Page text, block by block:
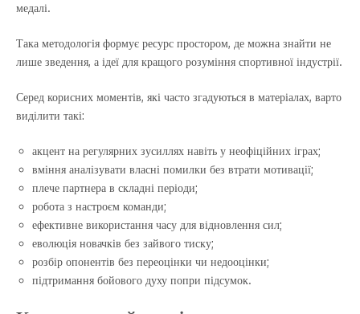
медалі.
Така методологія формує ресурс простором, де можна знайти не
лише зведення, а ідеї для кращого розуміння спортивної індустрії.
Серед корисних моментів, які часто згадуються в матеріалах, варто
виділити такі:
акцент на регулярних зусиллях навіть у неофіційних іграх;
вміння аналізувати власні помилки без втрати мотивації;
плече партнера в складні періоди;
робота з настроєм команди;
ефективне використання часу для відновлення сил;
еволюція новачків без зайвого тиску;
розбір опонентів без переоцінки чи недооцінки;
підтримання бойового духу попри підсумок.